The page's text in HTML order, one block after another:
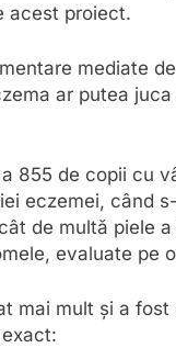
acest proiect.
mediate
ar putea
855 de copii cu
eczemei, când
de multă piele
evaluate pe
mai mult și a